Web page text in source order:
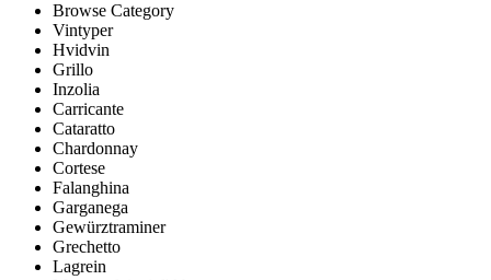
Browse Category
Vintyper
Hvidvin
Grillo
Inzolia
Carricante
Cataratto
Chardonnay
Cortese
Falanghina
Garganega
Gewürztraminer
Grechetto
Lagrein